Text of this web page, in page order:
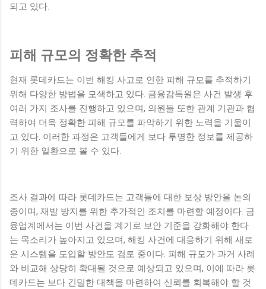
되고 있다.
피해 규모의 정확한 추적
현재 롯데카드는 이번 해킹 사고로 인한 피해 규모를 추적하기
위해 다양한 방법을 모색하고 있다. 금융감독원은 사건 발생 후
여러 가지 조사를 진행하고 있으며, 의원들 또한 관계 기관과 협
력하여 더욱 정확한 피해 규모를 파악하기 위한 노력을 기울이
고 있다. 이러한 과정은 고객들에게 보다 투명한 정보를 제공하
기 위한 일환으로 볼 수 있다.
조사 결과에 따라 롯데카드는 고객들에 대한 보상 방안을 논의
중이며, 재발 방지를 위한 추가적인 조치를 마련할 예정이다. 금
융업계에서는 이번 사건을 계기로 보안 기준을 강화해야 한다
는 목소리가 높아지고 있으며, 해킹 사건에 대응하기 위해 새로
운 시스템을 도입할 방안도 검토 중이다. 피해 규모가 과거 사례
와 비교해 상당히 확대될 것으로 예상되고 있으며, 이에 따라 롯
데카드는 보다 긴밀한 대책을 마련하여 신뢰를 회복해야 할 것